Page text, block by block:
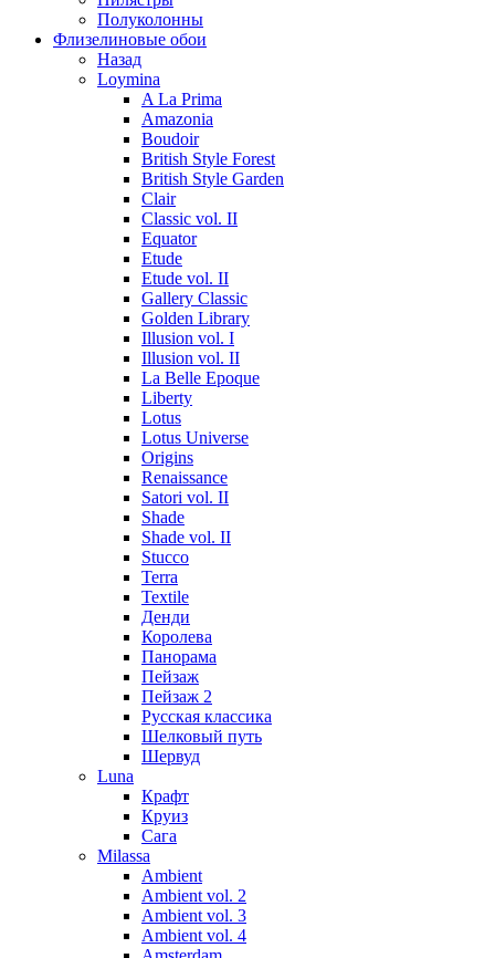
Полуколонны
Флизелиновые обои
Назад
Loymina
A La Prima
Amazonia
Boudoir
British Style Forest
British Style Garden
Clair
Classic vol. II
Equator
Etude
Etude vol. II
Gallery Classic
Golden Library
Illusion vol. I
Illusion vol. II
La Belle Epoque
Liberty
Lotus
Lotus Universe
Origins
Renaissance
Satori vol. II
Shade
Shade vol. II
Stucco
Terra
Textile
Денди
Королева
Панорама
Пейзаж
Пейзаж 2
Русская классика
Шелковый путь
Шервуд
Luna
Крафт
Круиз
Сага
Milassa
Ambient
Ambient vol. 2
Ambient vol. 3
Ambient vol. 4